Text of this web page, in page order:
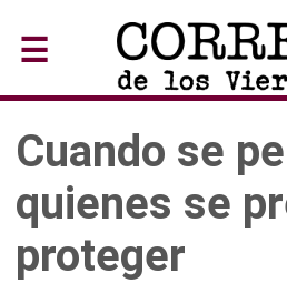
☰
Cuando se
quienes se
proteger